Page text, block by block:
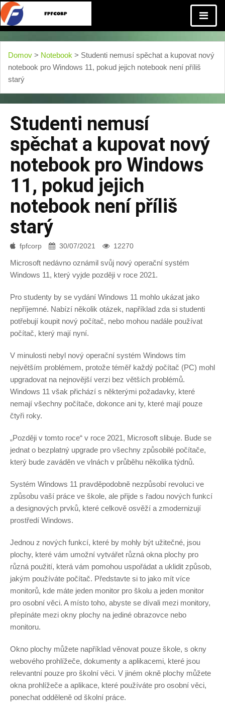
Domov > Notebook > Studenti nemusí spěchat a kupovat nový
notebook pro Windows 11, pokud jejich notebook není příliš
starý
Studenti nemusí
spěchat a kupovat nový
notebook pro Windows
11, pokud jejich
notebook není příliš
starý
fpfcorp 30/07/2021 12270
Microsoft nedávno oznámil svůj nový operační systém
Windows 11, který vyjde později v roce 2021.
Pro studenty by se vydání Windows 11 mohlo ukázat jako
nepříjemné. Nabízí několik otázek, například zda si studenti
potřebují koupit nový počítač, nebo mohou nadále používat
počítač, který mají nyní.
V minulosti nebyl nový operační systém Windows tím
největším problémem, protože téměř každý počítač (PC) mohl
upgradovat na nejnovější verzi bez větších problémů.
Windows 11 však přichází s některými požadavky, které
nemají všechny počítače, dokonce ani ty, které mají pouze
čtyři roky.
„Později v tomto roce“ v roce 2021, Microsoft slibuje. Bude se
jednat o bezplatný upgrade pro všechny způsobilé počítače,
který bude zaváděn ve vlnách v průběhu několika týdnů.
Systém Windows 11 pravděpodobně nezpůsobí revoluci ve
způsobu vaší práce ve škole, ale přijde s řadou nových funkcí
a designových prvků, které celkově osvěží a zmodernizují
prostředí Windows.
Jednou z nových funkcí, které by mohly být užitečné, jsou
plochy, které vám umožní vytvářet různá okna plochy pro
různá použití, která vám pomohou uspořádat a uklidit způsob,
jakým používáte počítač. Představte si to jako mít více
monitorů, kde máte jeden monitor pro školu a jeden monitor
pro osobní věci. A místo toho, abyste se dívali mezi monitory,
přepínáte mezi okny plochy na jediné obrazovce nebo
monitoru.
Okno plochy můžete například věnovat pouze škole, s okny
webového prohlížeče, dokumenty a aplikacemi, které jsou
relevantní pouze pro školní věci. V jiném okně plochy můžete
okna prohlížeče a aplikace, které používáte pro osobní věci,
ponechat odděleně od školní práce.